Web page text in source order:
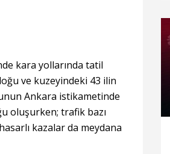
kara yollarında tatil
ve kuzeyindeki 43 ilin
Ankara istikametinde
oluşurken; trafik bazı
kazalar da meydana